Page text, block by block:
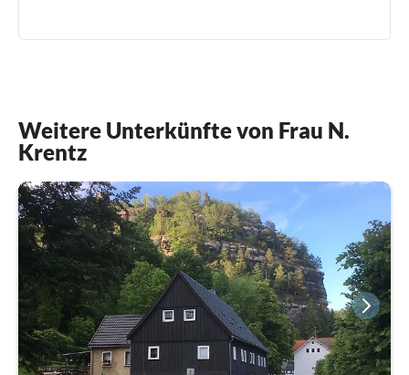
Weitere Unterkünfte von Frau N.
Krentz